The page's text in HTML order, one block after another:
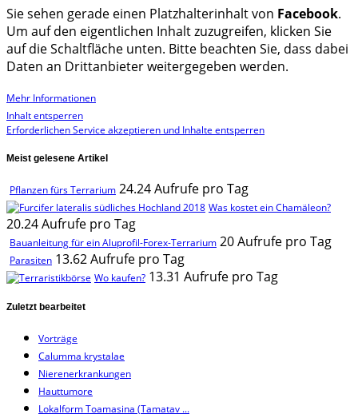
Sie sehen gerade einen Platzhalterinhalt von Facebook.
Um auf den eigentlichen Inhalt zuzugreifen, klicken Sie
auf die Schaltfläche unten. Bitte beachten Sie, dass dabei
Daten an Drittanbieter weitergegeben werden.
Mehr Informationen
Inhalt entsperren
Erforderlichen Service akzeptieren und Inhalte entsperren
Meist gelesene Artikel
Pflanzen fürs Terrarium 24.24 Aufrufe pro Tag
Was kostet ein Chamäleon?
20.24 Aufrufe pro Tag
Bauanleitung für ein Aluprofil-Forex-Terrarium 20 Aufrufe pro Tag
Parasiten 13.62 Aufrufe pro Tag
Wo kaufen? 13.31 Aufrufe pro Tag
Zuletzt bearbeitet
Vorträge
Calumma krystalae
Nierenerkrankungen
Hauttumore
Lokalform Toamasina (Tamatav ...